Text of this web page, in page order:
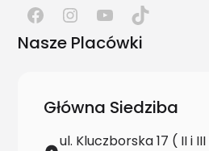
Nasze Placówki
Główna Siedziba
ul. Kluczborska 17 ( II i